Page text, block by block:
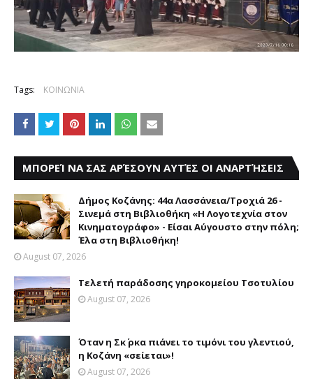
Tags: ΚΟΙΝΩΝΙΑ
ΜΠΟΡΕΊ ΝΑ ΣΑΣ ΑΡΈΣΟΥΝ ΑΥΤΈΣ ΟΙ ΑΝΑΡΤΉΣΕΙΣ
Δήμος Κοζάνης: 44α Λασσάνεια/Τροχιά 26 -
Σινεμά στη Βιβλιοθήκη «Η Λογοτεχνία στον
Κινηματογράφο» - Είσαι Αύγουστο στην πόλη;
Έλα στη Βιβλιοθήκη!
August 07, 2026
Τελετή παράδοσης γηροκομείου Τσοτυλίου
August 07, 2026
Όταν η Σκ΄ ρκα πιάνει το τιμόνι του γλεντιού,
η Κοζάνη «σείεται»!
August 07, 2026